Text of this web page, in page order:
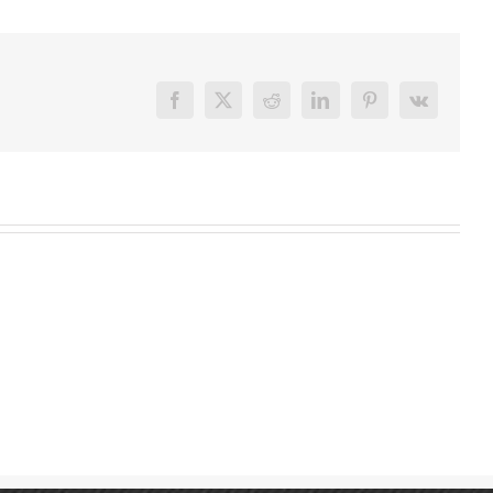
Facebook
X Reddit LinkedInPinterest
Vk